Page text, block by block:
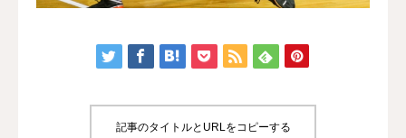
記事のタイトルとURLをコピーする